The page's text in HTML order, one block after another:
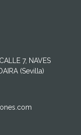
7, NAVES
(Sevilla)